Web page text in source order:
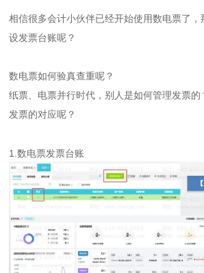
相信很多会计小伙伴已经开始使用数电票了
设发票台账呢？
数电票如何验真查重呢？
纸票、电票并行时代，别人是如何管理发票
发票的对应呢？
1.数电票发票台账